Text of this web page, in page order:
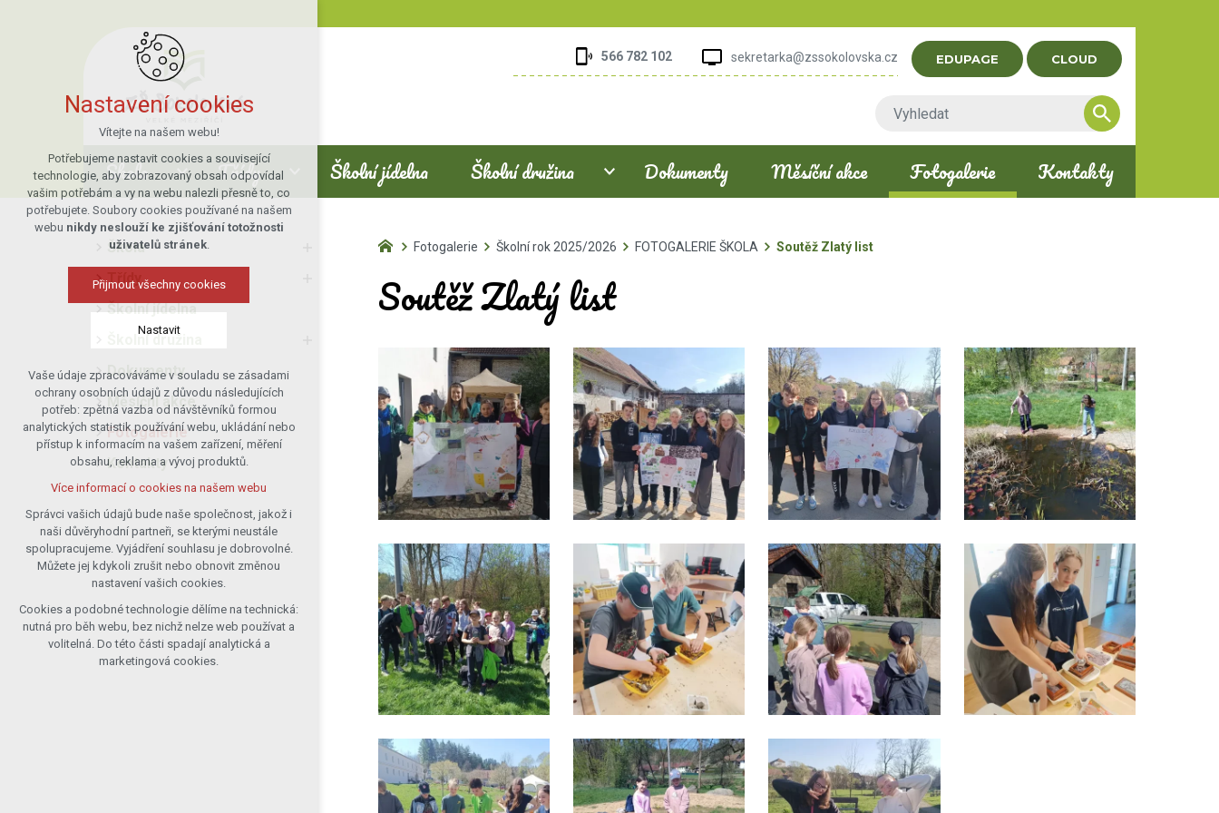
566 782 102 sekretarka@zssokolovska.cz EDUPAGE CLOUD
Škola Třídy Školní jídelna Školní družina Dokumenty Měsíční akce Fotogalerie Kontakty
Škola
Třídy
Školní jídelna
Školní družina
Dokumenty
Měsíční akce
Fotogalerie
Kontakty
Fotogalerie Školní rok 2025/2026 FOTOGALERIE ŠKOLA Soutěž Zlatý list
Soutěž Zlatý list
Nastavení cookies
Vítejte na našem webu!
Potřebujeme nastavit cookies a související
technologie, aby zobrazovaný obsah odpovídal
vašim potřebám a vy na webu nalezli přesně to, co
potřebujete. Soubory cookies používané na našem
webu nikdy neslouží ke zjišťování totožnosti
uživatelů stránek.
Přijmout všechny cookies
Nastavit
Technická cookies
nutná pro provozování webu
udržení kontextu stránek (session):
případná přihlášení, volby jazyka, apod.
Volitelná cookies
analytická pro anonymizované
vyhodnocení návštěvnosti
marketingová cookies (Google)
Více informací o cookies na našem webu
Přijmout všechny cookies
Odmítnout vše
Vaše údaje zpracováváme v souladu se zásadami
ochrany osobních údajů z důvodu následujících
potřeb: zpětná vazba od návštěvníků formou
analytických statistik používání webu, ukládání nebo
přístup k informacím na vašem zařízení, měření
obsahu, reklama a vývoj produktů.
Více informací o cookies na našem webu
Správci vašich údajů bude naše společnost, jakož i
naši důvěryhodní partneři, se kterými neustále
spolupracujeme. Vyjádření souhlasu je dobrovolné.
Můžete jej kdykoli zrušit nebo obnovit změnou
nastavení vašich cookies.
Cookies a podobné technologie dělíme na technická:
nutná pro běh webu, bez nichž nelze web používat a
volitelná. Do této části spadají analytická a
marketingová cookies.